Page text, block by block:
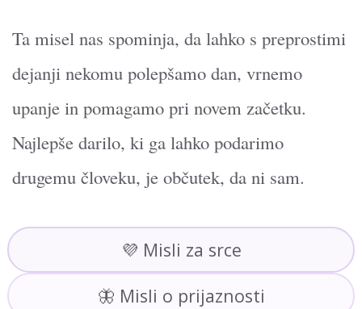
Ta misel nas spominja, da lahko s preprostimi
dejanji nekomu polepšamo dan, vrnemo
upanje in pomagamo pri novem začetku.
Najlepše darilo, ki ga lahko podarimo
drugemu človeku, je občutek, da ni sam.
💜 Misli za srce
🦋 Misli o prijaznosti